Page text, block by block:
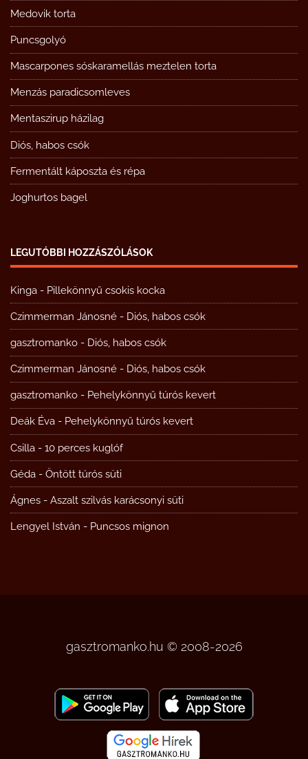
Medovik torta
Puncsgolyó
Mascarpones sóskaramellás meztelen torta
Menzás paradicsomleves
Mentaszirup házilag
Diós, habos csók
Fermentált káposzta és répa
Joghurtos bagel
LEGUTÓBBI HOZZÁSZÓLÁSOK
Kinga - Pillekönnyű csokis kocka
Czimmerman Jánosné - Diós, habos csók
gasztromanko - Diós, habos csók
Czimmerman Jánosné - Diós, habos csók
gasztromanko - Pehelykönnyű túrós kevert
Deák Éva - Pehelykönnyű túrós kevert
Csilla - 10 perces kuglóf
Géda - Öntött túrós süti
Ágnes - Aszalt szilvás karácsonyi süti
Lengyel István - Puncsos mignon
gasztromanko.hu © 2008-2026